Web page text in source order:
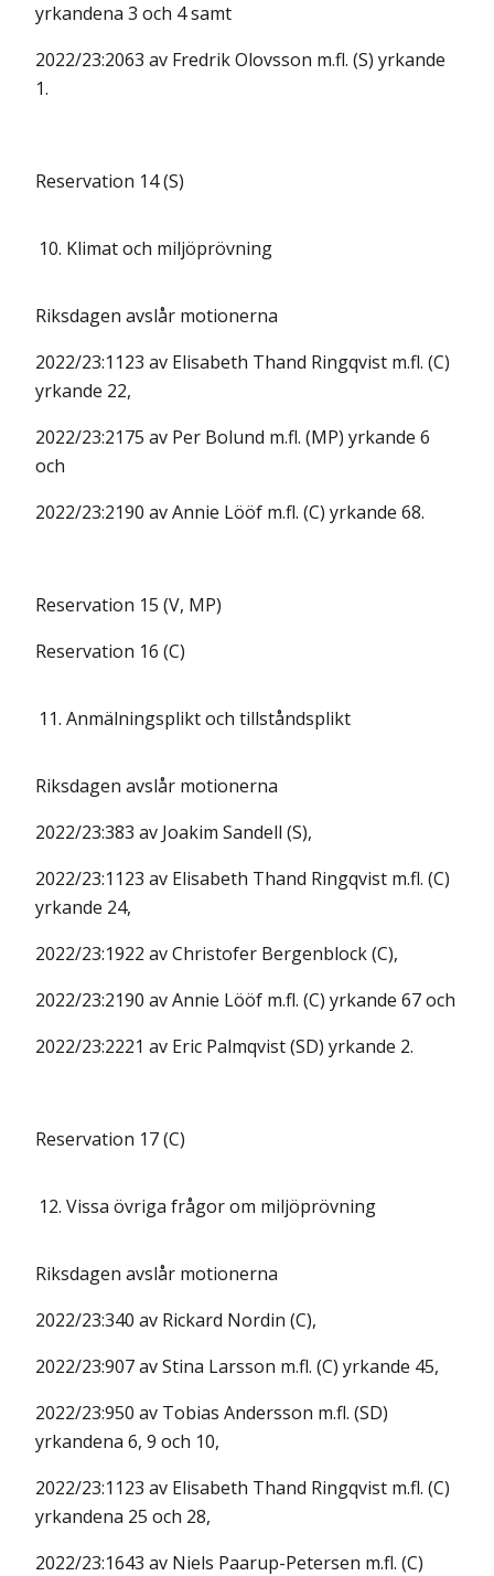
yrkandena 3 och 4 samt
2022/23:2063 av Fredrik Olovsson m.fl. (S) yrkande
1.
Reservation 14 (S)
10. Klimat och miljöprövning
Riksdagen avslår motionerna
2022/23:1123 av Elisabeth Thand Ringqvist m.fl. (C)
yrkande 22,
2022/23:2175 av Per Bolund m.fl. (MP) yrkande 6
och
2022/23:2190 av Annie Lööf m.fl. (C) yrkande 68.
Reservation 15 (V, MP)
Reservation 16 (C)
11. Anmälningsplikt och tillståndsplikt
Riksdagen avslår motionerna
2022/23:383 av Joakim Sandell (S),
2022/23:1123 av Elisabeth Thand Ringqvist m.fl. (C)
yrkande 24,
2022/23:1922 av Christofer Bergenblock (C),
2022/23:2190 av Annie Lööf m.fl. (C) yrkande 67 och
2022/23:2221 av Eric Palmqvist (SD) yrkande 2.
Reservation 17 (C)
12. Vissa övriga frågor om miljöprövning
Riksdagen avslår motionerna
2022/23:340 av Rickard Nordin (C),
2022/23:907 av Stina Larsson m.fl. (C) yrkande 45,
2022/23:950 av Tobias Andersson m.fl. (SD)
yrkandena 6, 9 och 10,
2022/23:1123 av Elisabeth Thand Ringqvist m.fl. (C)
yrkandena 25 och 28,
2022/23:1643 av Niels Paarup-Petersen m.fl. (C)